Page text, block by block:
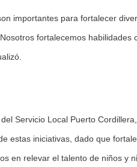
importantes para fortalecer
fortalecemos habilidades
Servicio Local Puerto
estas iniciativas, dado que
en relevar el talento de niños y